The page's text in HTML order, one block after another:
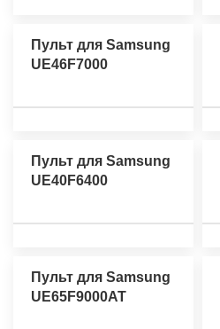
Пульт для Samsung
UE46F7000
Пульт для Samsung
UE40F6400
Пульт для Samsung
UE65F9000AT